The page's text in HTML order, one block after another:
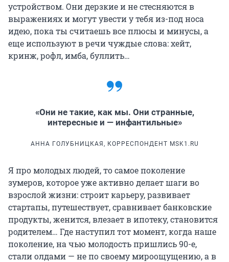
устройством. Они дерзкие и не стесняются в
выражениях и могут увести у тебя из-под носа
идею, пока ты считаешь все плюсы и минусы, а
еще используют в речи чуждые слова: хейт,
кринж, рофл, имба, буллить…
«Они не такие, как мы. Они странные,
интересные и — инфантильные»
АННА ГОЛУБНИЦКАЯ, КОРРЕСПОНДЕНТ MSK1.RU
Я про молодых людей, то самое поколение
зумеров, которое уже активно делает шаги во
взрослой жизни: строит карьеру, развивает
стартапы, путешествует, сравнивает банковские
продукты, женится, влезает в ипотеку, становится
родителем… Где наступил тот момент, когда наше
поколение, на чью молодость пришлись 90-е,
стали олдами — не по своему мироощущению, а в